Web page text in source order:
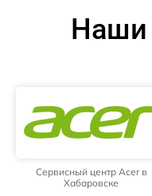
Наши
Сервисный центр Acer в
Хабаровске